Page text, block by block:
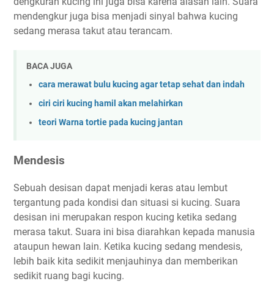
mendengkur juga bisa menjadi sinyal bahwa kucing
sedang merasa takut atau terancam.
BACA JUGA
cara merawat bulu kucing agar tetap sehat dan indah
ciri ciri kucing hamil akan melahirkan
teori Warna tortie pada kucing jantan
Mendesis
Sebuah desisan dapat menjadi keras atau lembut
tergantung pada kondisi dan situasi si kucing. Suara
desisan ini merupakan respon kucing ketika sedang
merasa takut. Suara ini bisa diarahkan kepada manusia
ataupun hewan lain. Ketika kucing sedang mendesis,
lebih baik kita sedikit menjauhinya dan memberikan
sedikit ruang bagi kucing.